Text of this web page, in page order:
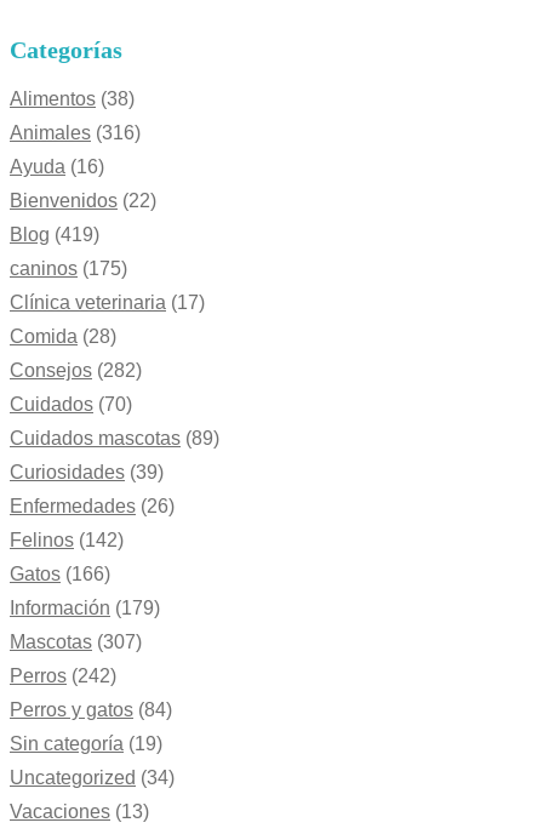
Categorías
Alimentos (38)
Animales (316)
Ayuda (16)
Bienvenidos (22)
Blog (419)
caninos (175)
Clínica veterinaria (17)
Comida (28)
Consejos (282)
Cuidados (70)
Cuidados mascotas (89)
Curiosidades (39)
Enfermedades (26)
Felinos (142)
Gatos (166)
Información (179)
Mascotas (307)
Perros (242)
Perros y gatos (84)
Sin categoría (19)
Uncategorized (34)
Vacaciones (13)